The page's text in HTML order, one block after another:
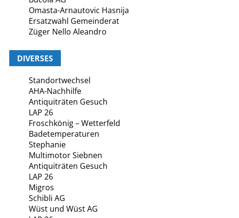
Omasta-Arnautovic Hasnija
Ersatzwahl Gemeinderat
Züger Nello Aleandro
DIVERSES
Standortwechsel
AHA-Nachhilfe
Antiquiträten Gesuch
LAP 26
Froschkönig – Wetterfeld
Badetemperaturen
Stephanie
Multimotor Siebnen
Antiquiträten Gesuch
LAP 26
Migros
Schibli AG
Wüst und Wüst AG